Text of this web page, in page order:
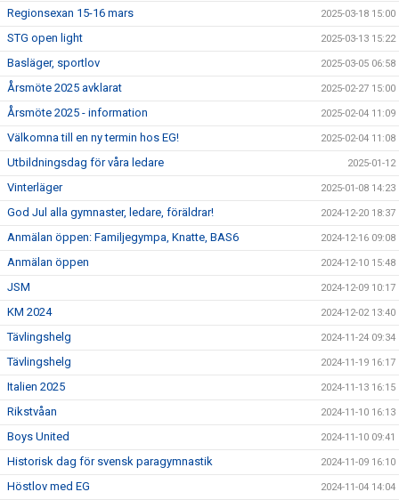
Regionsexan 15-16 mars 2025-03-18 15:00
STG open light 2025-03-13 15:22
Basläger, sportlov 2025-03-05 06:58
Årsmöte 2025 avklarat 2025-02-27 15:00
Årsmöte 2025 - information 2025-02-04 11:09
Välkomna till en ny termin hos EG! 2025-02-04 11:08
Utbildningsdag för våra ledare 2025-01-12
Vinterläger 2025-01-08 14:23
God Jul alla gymnaster, ledare, föräldrar! 2024-12-20 18:37
Anmälan öppen: Familjegympa, Knatte, BAS6 2024-12-16 09:08
Anmälan öppen 2024-12-10 15:48
JSM 2024-12-09 10:17
KM 2024 2024-12-02 13:40
Tävlingshelg 2024-11-24 09:34
Tävlingshelg 2024-11-19 16:17
Italien 2025 2024-11-13 16:15
Rikstvåan 2024-11-10 16:13
Boys United 2024-11-10 09:41
Historisk dag för svensk paragymnastik 2024-11-09 16:10
Höstlov med EG 2024-11-04 14:04